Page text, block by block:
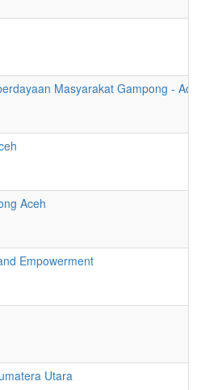
Masyarakat Gampong -
Aceh
Empowerment
Utara